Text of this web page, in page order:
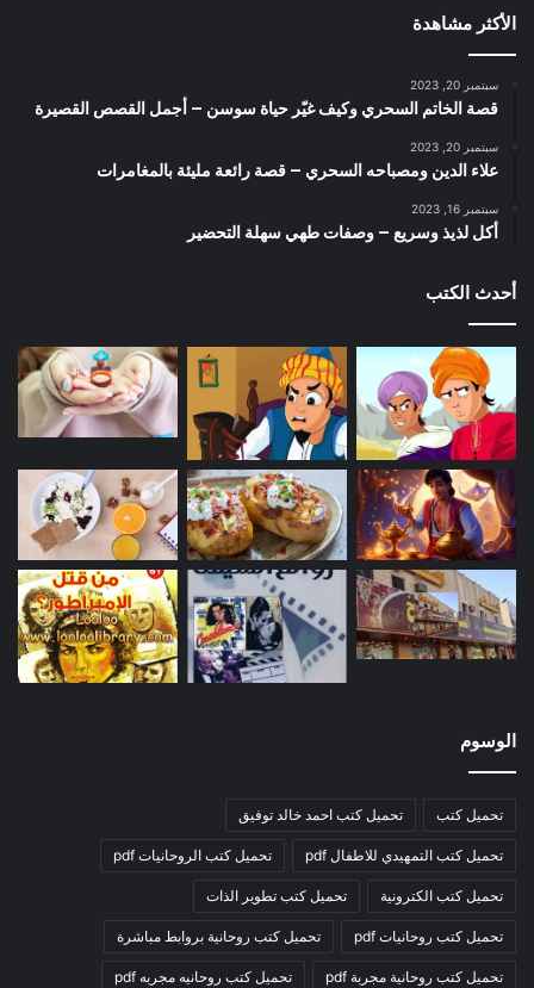
الأكثر مشاهدة
سبتمبر 20, 2023
قصة الخاتم السحري وكيف غيّر حياة سوسن – أجمل القصص القصيرة
سبتمبر 20, 2023
علاء الدين ومصباحه السحري – قصة رائعة مليئة بالمغامرات
سبتمبر 16, 2023
أكل لذيذ وسريع – وصفات طهي سهلة التحضير
أحدث الكتب
الوسوم
تحميل كتب تحميل كتب احمد خالد توفيق
تحميل كتب التمهيدي للاطفال pdf تحميل كتب الروحانيات pdf
تحميل كتب الكترونية تحميل كتب تطوير الذات
تحميل كتب روحانيات pdf تحميل كتب روحانية بروابط مباشرة
تحميل كتب روحانية مجربة pdf تحميل كتب روحانيه مجربه pdf